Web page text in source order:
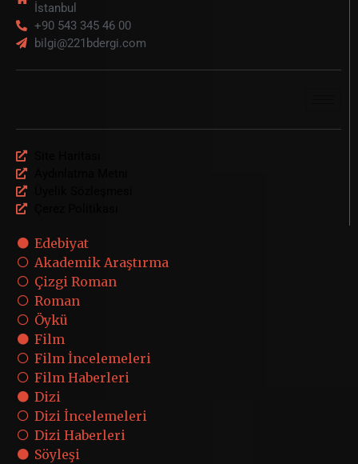
İstanbul
+90 543 345 46 00
bilgi@221bdergi.com
Edebiyat
Akademik Araştırma
Çizgi Roman
Roman
Öykü
Film
Film İncelemeleri
Film Haberleri
Dizi
Dizi İncelemeleri
Dizi Haberleri
Söyleşi